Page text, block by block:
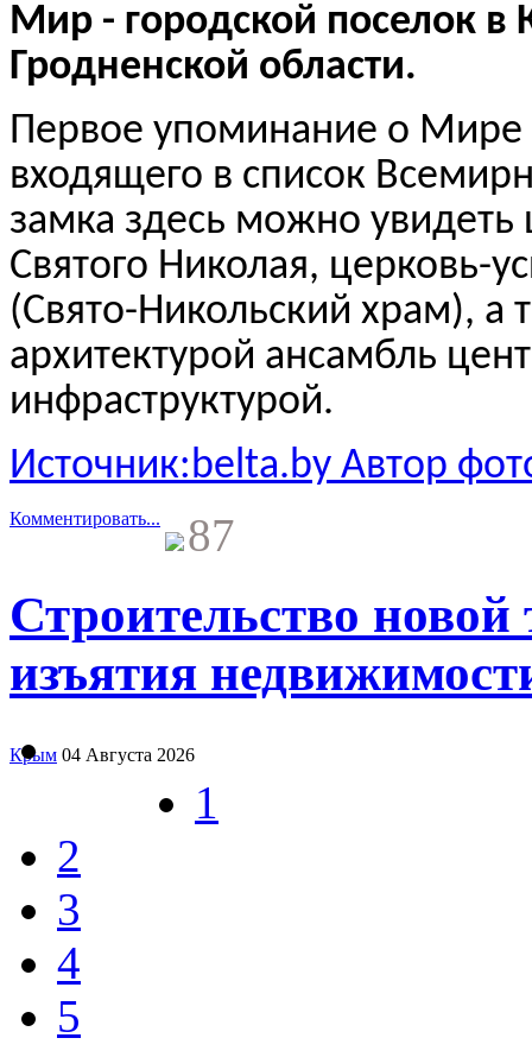
Мир - городской поселок в
Гродненской области.
Первое упоминание о Мире
входящего в список
замка здесь можно увидеть
Святого Николая, церковь-
(Свято-Никольский храм),
архитектурой ансамбль
инфраструктурой.
Источник:belta.by Автор
Комментировать... 87
Строительство
изъятия
Крым 04 Августа 2026
1
2
3
4
5